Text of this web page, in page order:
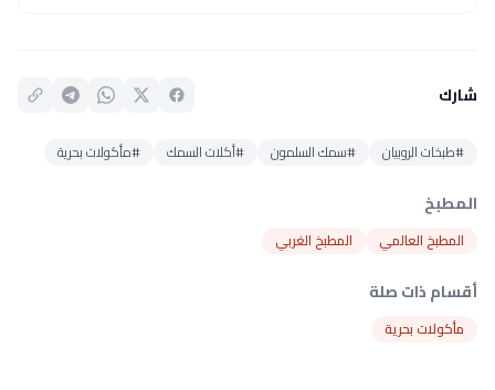
شارك
#طبخات الروبيان #سمك السلمون #أكلات السمك #مأكولات بحرية
المطبخ
المطبخ العالمي المطبخ الغربي
أقسام ذات صلة
مأكولات بحرية